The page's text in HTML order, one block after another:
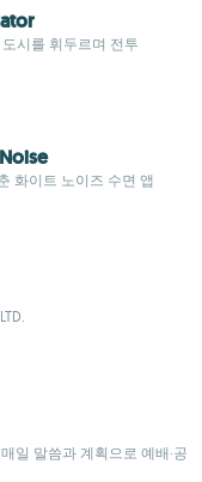
시를 휘두르며 전투
화이트 노이즈 수면 앱
일 말씀과 계획으로 예배·공